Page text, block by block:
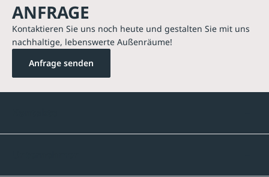
ANFRAGE
Kontaktieren Sie uns noch heute und gestalten Sie mit uns
nachhaltige, lebenswerte Außenräume!
Anfrage senden